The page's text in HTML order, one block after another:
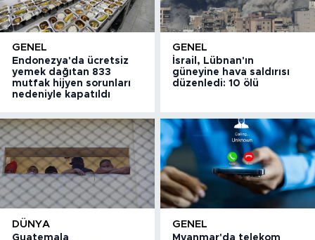
GENEL
Endonezya'da ücretsiz
yemek dağıtan 833
mutfak hijyen sorunları
nedeniyle kapatıldı
GENEL
İsrail, Lübnan'ın
güneyine hava saldırısı
düzenledi: 10 ölü
DÜNYA
Guatemala
GENEL
Myanmar'da telekom